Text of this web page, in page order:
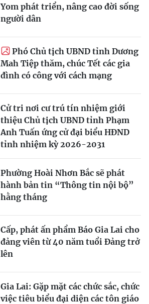
Yom phát triển, nâng cao đời sống
người dân
Phó Chủ tịch UBND tỉnh Dương
Mah Tiệp thăm, chúc Tết các gia
đình có công với cách mạng
Cử tri nơi cư trú tín nhiệm giới
thiệu Chủ tịch UBND tỉnh Phạm
Anh Tuấn ứng cử đại biểu HĐND
tỉnh nhiệm kỳ 2026-2031
Phường Hoài Nhơn Bắc sẽ phát
hành bản tin “Thông tin nội bộ”
hằng tháng
Cấp, phát ấn phẩm Báo Gia Lai cho
đảng viên từ 40 năm tuổi Đảng trở
lên
Gia Lai: Gặp mặt các chức sắc, chức
việc tiêu biểu đại diện các tôn giáo